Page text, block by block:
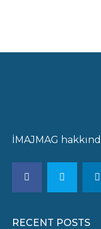
İMAJMAG
RECENT POSTS